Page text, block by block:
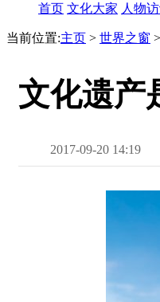
首页 文化大家 人物
当前位置:主页 > 世界之窗 >
文化遗产
2017-09-20 14:19